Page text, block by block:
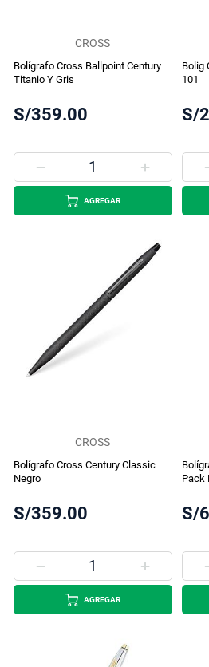
CROSS
Bolígrafo Cross Ballpoint Century
Titanio Y Gris
S/359.00
AGREGAR
Bolig
101
S/
CROSS
Bolígrafo Cross Century Classic
Negro
S/359.00
AGREGAR
Pack
S/